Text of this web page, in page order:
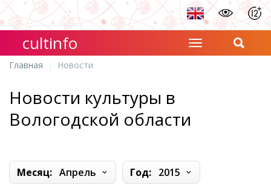
cultinfo
Главная Новости
Новости культуры в
Вологодской области
Месяц: Апрель Год: 2015